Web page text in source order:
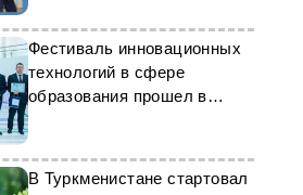
Фестиваль инновационных
технологий в сфере
образования прошел в
Туркменистане
В Туркменистане стартовал